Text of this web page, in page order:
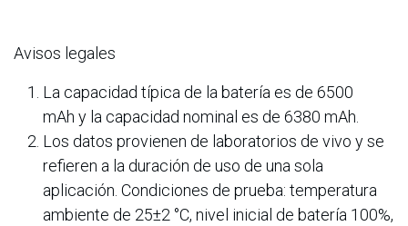
Avisos legales
La capacidad típica de la batería es de 6500
mAh y la capacidad nominal es de 6380 mAh.
Los datos provienen de laboratorios de vivo y se
refieren a la duración de uso de una sola
aplicación. Condiciones de prueba: temperatura
ambiente de 25±2 °C, nivel inicial de batería 100%,